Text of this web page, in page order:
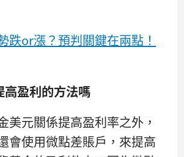
跌or漲？預判關鍵在兩點！
高盈利的方法嗎
美元關係提高盈利率之外，
會使用微點差賬戶，來提高